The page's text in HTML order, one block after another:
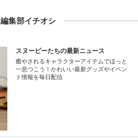
編集部イチオシ
スヌーピーたちの最新ニュース
癒やされるキャラクターアイテムでほっと
一息つこう！かわいい最新グッズやイベン
ト情報を毎日配信